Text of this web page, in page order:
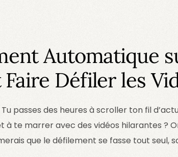
Automatique
Défiler les
passes des heures à scroller ton fil
à te marrer avec des vidéos hilarantes ?
que le défilement se fasse tout seul,